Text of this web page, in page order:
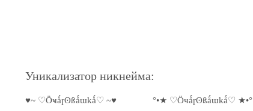
Уникализатор никнейма:
♥~ ♡Ӧҹǻɼʘßǻɯkǻ♡ ~♥ °•★ ♡Ӧҹǻɼʘßǻɯkǻ♡ ★•°